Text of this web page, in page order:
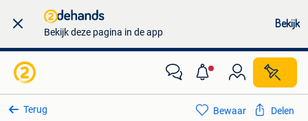
Bekijk deze pagina in de app
Bekijk
Terug Bewaar Delen